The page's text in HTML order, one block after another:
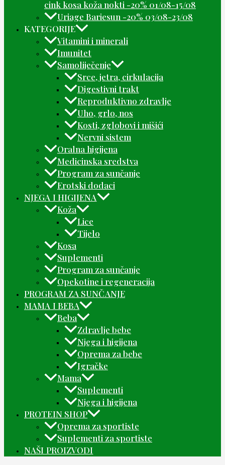
cink kosa koža nokti -20% 01/08-15/08
Uriage Bariesun -20% 03/08-23/08
KATEGORIJE
Vitamini i minerali
Imunitet
Samoliječenje
Srce, jetra, cirkulacija
Digestivni trakt
Reproduktivno zdravlje
Uho, grlo, nos
Kosti, zglobovi i mišići
Nervni sistem
Oralna higijena
Medicinska sredstva
Program za sunčanje
Erotski dodaci
NJEGA I HIGIJENA
Koža
Lice
Tijelo
Kosa
Suplementi
Program za sunčanje
Opekotine i regeneracija
PROGRAM ZA SUNČANJE
MAMA I BEBA
Beba
Zdravlje bebe
Njega i higijena
Oprema za bebe
Igračke
Mama
Suplementi
Njega i higijena
PROTEIN SHOP
Oprema za sportiste
Suplementi za sportiste
NAŠI PROIZVODI